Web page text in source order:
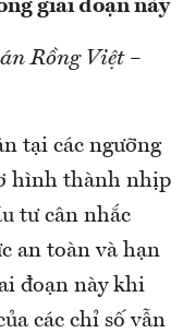
giai đoạn này
Rồng Việt –
tại các ngưỡng
hình thành nhịp
tư cân nhắc
an toàn và hạn
đoạn này khi
các chỉ số vẫn